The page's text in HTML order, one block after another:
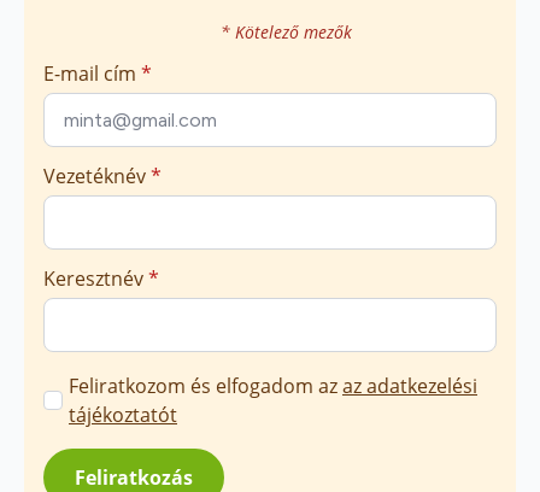
* Kötelező mezők
E-mail cím *
Vezetéknév*
Keresztnév*
Marketing
üzenetek
jóváhagyása
*
Feliratkozom és elfogadom azaz adatkezelési
tájékoztatót
Feliratkozás